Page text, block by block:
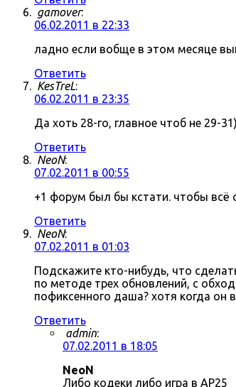
gamover:
06.02.2011 в 22:33
ладно если вобще в этом месяце
Ответить
KesTreL:
06.02.2011 в 23:35
Да хоть 28-го, главное чтоб не 29-
Ответить
NeoN:
07.02.2011 в 00:55
+1 форум был бы кстати. чтобы всё
Ответить
NeoN:
07.02.2011 в 01:03
Подскажите кто-нибудь, что
по методе трех обновлений, с
пофиксенного даша? хотя когда он
Ответить
admin:
07.02.2011 в 18:05
NeoN
Либо кодеки либо игра в AP25